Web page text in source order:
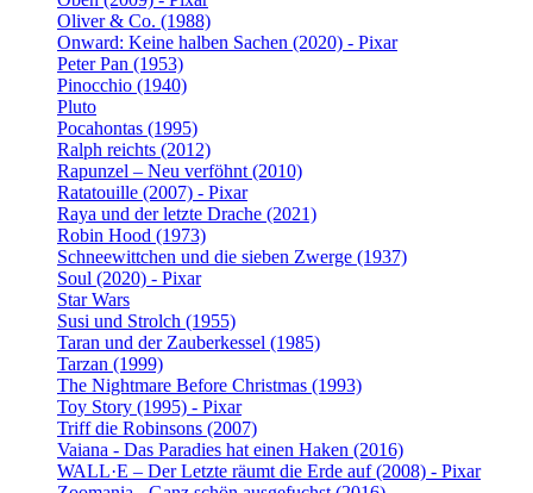
Oliver & Co. (1988)
Onward: Keine halben Sachen (2020) - Pixar
Peter Pan (1953)
Pinocchio (1940)
Pluto
Pocahontas (1995)
Ralph reichts (2012)
Rapunzel – Neu verföhnt (2010)
Ratatouille (2007) - Pixar
Raya und der letzte Drache (2021)
Robin Hood (1973)
Schneewittchen und die sieben Zwerge (1937)
Soul (2020) - Pixar
Star Wars
Susi und Strolch (1955)
Taran und der Zauberkessel (1985)
Tarzan (1999)
The Nightmare Before Christmas (1993)
Toy Story (1995) - Pixar
Triff die Robinsons (2007)
Vaiana - Das Paradies hat einen Haken (2016)
WALL·E – Der Letzte räumt die Erde auf (2008) - Pixar